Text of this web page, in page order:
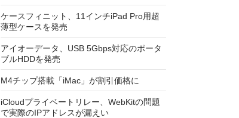
ケースフィニット、11インチiPad Pro用超
薄型ケースを発売
アイオーデータ、USB 5Gbps対応のポータ
ブルHDDを発売
M4チップ搭載「iMac」が割引価格に
iCloudプライベートリレー、WebKitの問題
で実際のIPアドレスが漏えい